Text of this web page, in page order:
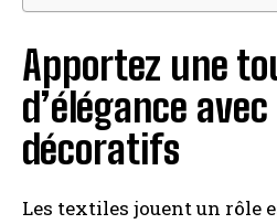
Apportez une
d’élégance
décoratifs
Les textiles jouent un rôle